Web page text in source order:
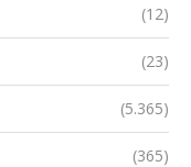
(12)
(23)
(5.365)
(365)